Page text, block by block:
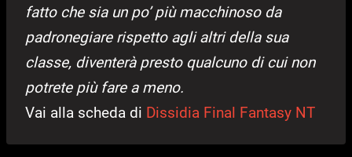
fatto che sia un po’ più macchinoso da
padronegiare rispetto agli altri della sua
classe, diventerà presto qualcuno di cui non
potrete più fare a meno.
Vai alla scheda di Dissidia Final Fantasy NT